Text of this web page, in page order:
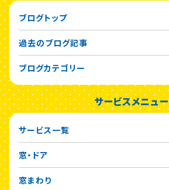
ブログトップ
過去のブログ記事
2026年
2025年
2024年
2023年
2022年
ブログカテゴリー
サービスメニュー
サービス一覧
窓・ドア
窓まわり